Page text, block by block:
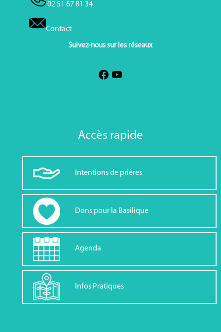
02 51 67 81 34
Contact
Suivez-nous sur les réseaux
Accès rapide
Intentions de prières
Dons pour la Basilique
Agenda
Infos Pratiques